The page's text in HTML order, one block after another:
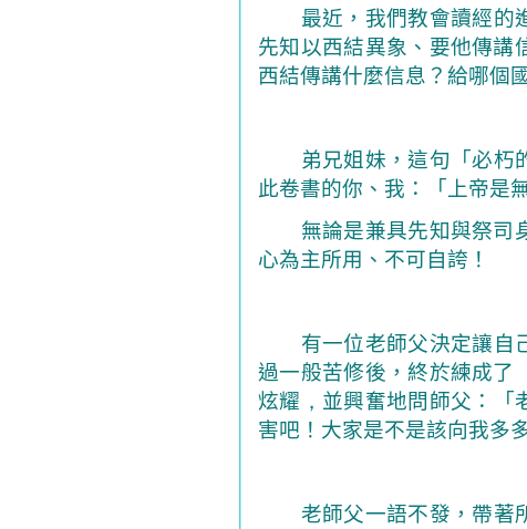
最近，我們教會讀經的
先知以西結異象、要他傳講
西結傳講什麼信息？給哪個
弟兄姐妹，這句「必朽
此卷書的你、我：「上帝是
無論是兼具先知與祭司身
心為主所用、不可自誇！
有一位老師父決定讓自
過一般苦修後，終於練成了
炫耀 ， 並興奮地問師父：「
害吧！大家是不是該向我多
老師父一語不發，帶著